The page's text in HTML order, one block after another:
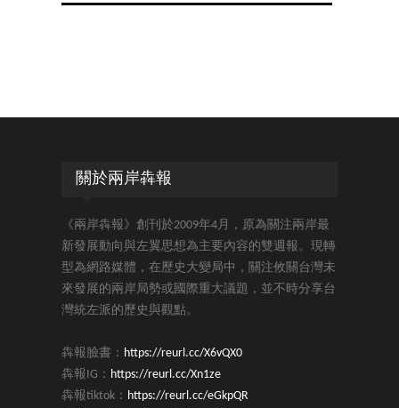
關於兩岸犇報
《兩岸犇報》創刊於2009年4月，原為關注兩岸最
新發展動向與左翼思想為主要內容的雙週報。現轉
型為網路媒體，在歷史大變局中，關注攸關台灣未
來發展的兩岸局勢或國際重大議題，並不時分享台
灣統左派的歷史與觀點。
犇報臉書： https://reurl.cc/X6vQX0
犇報IG： https://reurl.cc/Xn1ze
犇報tiktok： https://reurl.cc/eGkpQR